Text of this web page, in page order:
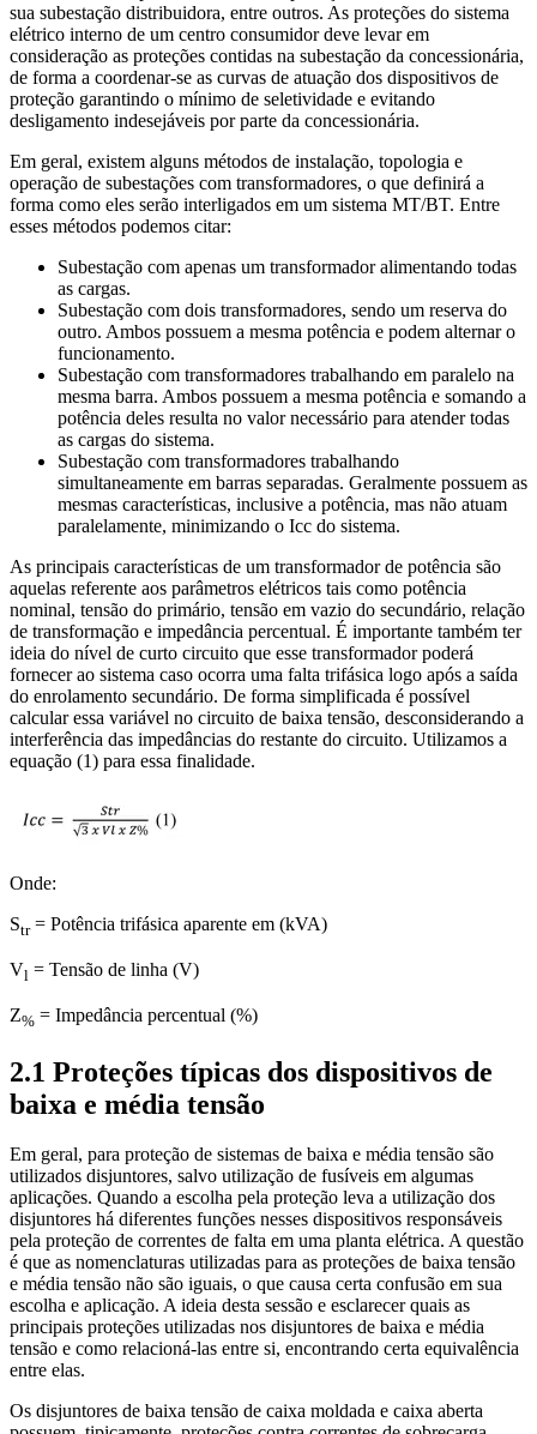
sua subestação distribuidora, entre outros. As proteções do sistema
elétrico interno de um centro consumidor deve levar em
consideração as proteções contidas na subestação da concessionária,
de forma a coordenar-se as curvas de atuação dos dispositivos de
proteção garantindo o mínimo de seletividade e evitando
desligamento indesejáveis por parte da concessionária.
Em geral, existem alguns métodos de instalação, topologia e
operação de subestações com transformadores, o que definirá a
forma como eles serão interligados em um sistema MT/BT. Entre
esses métodos podemos citar:
Subestação com apenas um transformador alimentando todas
as cargas.
Subestação com dois transformadores, sendo um reserva do
outro. Ambos possuem a mesma potência e podem alternar o
funcionamento.
Subestação com transformadores trabalhando em paralelo na
mesma barra. Ambos possuem a mesma potência e somando a
potência deles resulta no valor necessário para atender todas
as cargas do sistema.
Subestação com transformadores trabalhando
simultaneamente em barras separadas. Geralmente possuem as
mesmas características, inclusive a potência, mas não atuam
paralelamente, minimizando o Icc do sistema.
As principais características de um transformador de potência são
aquelas referente aos parâmetros elétricos tais como potência
nominal, tensão do primário, tensão em vazio do secundário, relação
de transformação e impedância percentual. É importante também ter
ideia do nível de curto circuito que esse transformador poderá
fornecer ao sistema caso ocorra uma falta trifásica logo após a saída
do enrolamento secundário. De forma simplificada é possível
calcular essa variável no circuito de baixa tensão, desconsiderando a
interferência das impedâncias do restante do circuito. Utilizamos a
equação (1) para essa finalidade.
Onde:
Str= Potência trifásica aparente em (kVA)
Vl­ = Tensão de linha (V)
Z% = Impedância percentual (%)
2.1 Proteções típicas dos dispositivos de
baixa e média tensão
Em geral, para proteção de sistemas de baixa e média tensão são
utilizados disjuntores, salvo utilização de fusíveis em algumas
aplicações. Quando a escolha pela proteção leva a utilização dos
disjuntores há diferentes funções nesses dispositivos responsáveis
pela proteção de correntes de falta em uma planta elétrica. A questão
é que as nomenclaturas utilizadas para as proteções de baixa tensão
e média tensão não são iguais, o que causa certa confusão em sua
escolha e aplicação. A ideia desta sessão e esclarecer quais as
principais proteções utilizadas nos disjuntores de baixa e média
tensão e como relacioná-las entre si, encontrando certa equivalência
entre elas.
Os disjuntores de baixa tensão de caixa moldada e caixa aberta